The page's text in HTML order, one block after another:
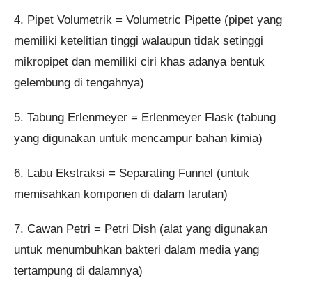
4. Pipet Volumetrik = Volumetric Pipette (pipet yang
memiliki ketelitian tinggi walaupun tidak setinggi
mikropipet dan memiliki ciri khas adanya bentuk
gelembung di tengahnya)
5. Tabung Erlenmeyer = Erlenmeyer Flask (tabung
yang digunakan untuk mencampur bahan kimia)
6. Labu Ekstraksi = Separating Funnel (untuk
memisahkan komponen di dalam larutan)
7. Cawan Petri = Petri Dish (alat yang digunakan
untuk menumbuhkan bakteri dalam media yang
tertampung di dalamnya)